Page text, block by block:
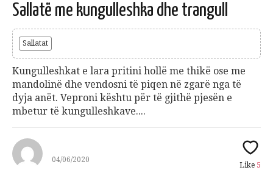
Sallatë me kungulleshka dhe trangull
Sallatat
Kungulleshkat e lara pritini hollë me thikë ose me
mandolinë dhe vendosni të piqen në zgarë nga të
dyja anët. Veproni kështu për të gjithë pjesën e
mbetur të kungulleshkave....
04/06/2020
Like 5